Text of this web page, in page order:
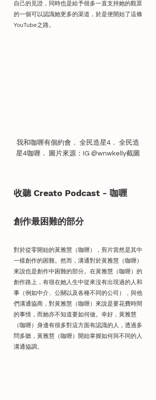
自己的見證，同時也是給予很多一直支持她的觀眾
的一個可以認識她更多的渠道，於是便開始了這條
YouTube之路。
我和咖喱有個約會． 全民造星4． 全民造
星4咖喱． 圖片來源：IG @wnwkelly截圖
收聽 Creato Podcast - 咖喱
創作最困難的部分
對於從零開始的黃雅慧（咖喱），剪片當然是其中
一樣創作的困難。然而，溝通對於黃雅慧（咖喱）
來說也是創作中困難的部分。在黃雅慧（咖喱）的
創作路上，有很在她人生中從來沒有出現過的人和
事（例如中介、公關以及各種不同的公司），與他
們溝通協商，對黃雅慧（咖喱）來說是要花費時間
的事情，而她亦不知道要如何做。幸好，黃雅慧
（咖喱）身邊有很多對這方面有認識的人，透過多
問多聽，黃雅慧（咖喱）開始掌握如何與不同的人
溝通協調。